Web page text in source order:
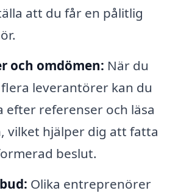
att du får en pålitlig
och omdömen: När du
leverantörer kan du
efter referenser och läsa
vilket hjälper dig att fatta
beslut.
Olika entreprenörer